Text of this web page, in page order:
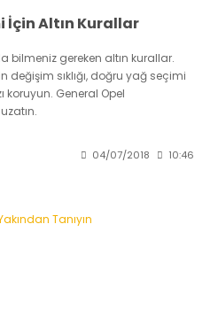
İçin Altın Kurallar
bilmeniz gereken altın kurallar.
değişim sıklığı, doğru yağ seçimi
koruyun. General Opel
04/07/2018 10:46